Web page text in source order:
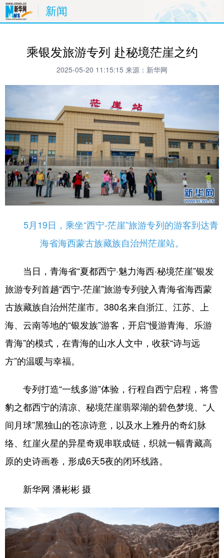
新闻
乘银发旅游专列 赴秘境茫崖之约
2025-05-20 11:15:15 来源：新华网
5月19日，乘坐“西宁-茫崖”旅游专列的游客到达青
海省海西蒙古族藏族自治州茫崖站。
当日，青海省“夏都西宁·魅力海西·秘境茫崖”银发
旅游专列首趟“西宁-茫崖”旅游专列驶入青海省海西蒙
古族藏族自治州茫崖市。380名来自浙江、江苏、上
海、云南等地的“银发族”游客，开启“慢游青海、乐游
青海”的模式，在青海的山水人文中，收获“诗与远
方”的温暖与幸福。
专列打造“一线多游”体验，行程自西宁启程，将雪
豹之都西宁的清凉、秘境茫崖翡翠湖的碧色梦境、“人
间月球”黑独山的苍凉诗意，以及水上雅丹的奇幻脉
络、红崖火星的异星奇观串联成链，织就一幅青藏高
原的史诗画卷，形成6天5夜的闭环线路。
新华网 潘彬彬 摄